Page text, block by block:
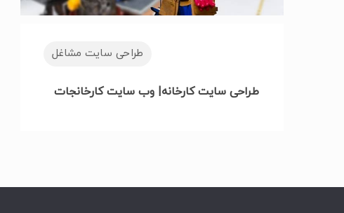
طراحی سایت مشاغل
طراحی سایت کارخانه| وب سایت کارخانجات